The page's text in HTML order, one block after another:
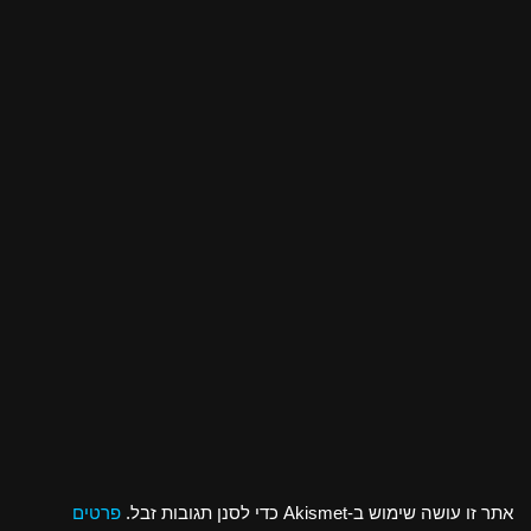
אתר זו עושה שימוש ב-Akismet כדי לסנן תגובות זבל.
פרטים